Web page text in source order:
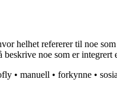
helhet refererer til noe
noe som er integrert
• manuell • forkynne •